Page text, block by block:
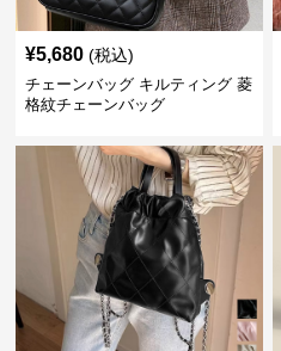
¥5,680 (税込)
チェーンバッグ キルティング 菱
格紋チェーンバッグ